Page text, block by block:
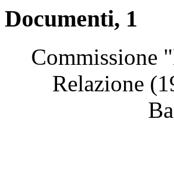
Documenti, 1
Commissione
Relazione